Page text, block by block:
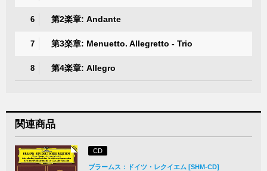
6 第2楽章: Andante
7 第3楽章: Menuetto. Allegretto - Trio
8 第4楽章: Allegro
関連商品
CD
ブラームス：ドイツ・レクイエム [SHM-CD]